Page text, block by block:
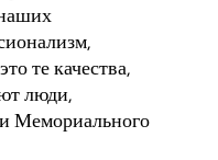
те качества,
люди,
Мемориального